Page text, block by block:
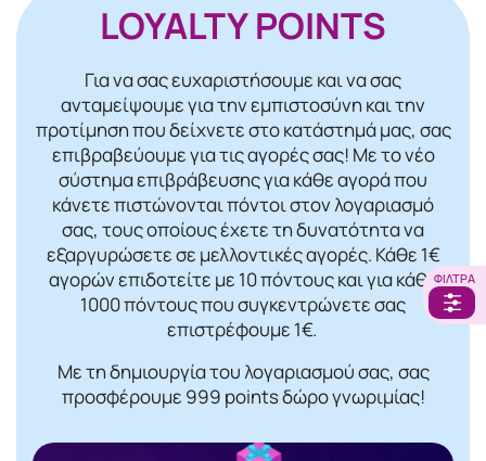
ΦΊΛΤΡΑ
LOYALTY POINTS
Για να σας ευχαριστήσουμε και να σας
ανταμείψουμε για την εμπιστοσύνη και την
προτίμηση που δείχνετε στο κατάστημά μας, σας
επιβραβεύουμε για τις αγορές σας! Mε το νέο
σύστημα επιβράβευσης για κάθε αγορά που
κάνετε πιστώνονται πόντοι στον λογαριασμό
σας, τους οποίους έχετε τη δυνατότητα να
εξαργυρώσετε σε μελλοντικές αγορές. Κάθε 1€
αγορών επιδοτείτε με 10 πόντους και για κάθε
1000 πόντους που συγκεντρώνετε σας
επιστρέφουμε 1€.
Με τη δημιουργία του λογαριασμού σας, σας
προσφέρουμε 999 points δώρο γνωριμίας!